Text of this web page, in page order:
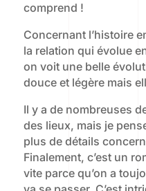
comprend !
Concernant l’histoire
la relation qui évolue
on voit une belle
douce et légère mais
Il y a de nombreuses
des lieux, mais je
plus de détails
Finalement, c’est un
vite parce qu’on a